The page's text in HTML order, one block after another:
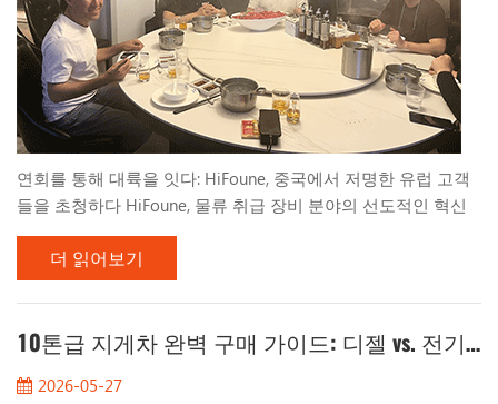
연회를 통해 대륙을 잇다: HiFoune, 중국에서 저명한 유럽 고객
들을 초청하다 HiFoune, 물류 취급 장비 분야의 선도적인 혁신
기업인 HiFoune은 최근 중국에서 기억에 남을 만한 비즈니스 만
찬을 통해 저명한 유럽 고객 그룹을 초청하는 기쁨을 누렸다. 이
번 모임은 비즈니스 논의와 문화 교류가 완벽하게 어우러진 자
리로, HiFoune이 전 세계적으로 구축해 온 강하고 신뢰 기반의
관계를 잘 보여주었다. 혁신과 스카이라인 전망의 저녁 이 저녁
숨막히는 파노라마 전망으로 감상할 수 있는 이 특별하고 프라
더 읽어보기
10톤급 지게차 완벽 구매 가이드: 디젤 vs. 전기? 사양 해석 방법?
2026-05-27